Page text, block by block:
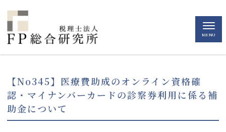
MENU
【No345】医療費助成のオンライン資格確
認・マイナンバーカードの診察券利用に係る補
助金について